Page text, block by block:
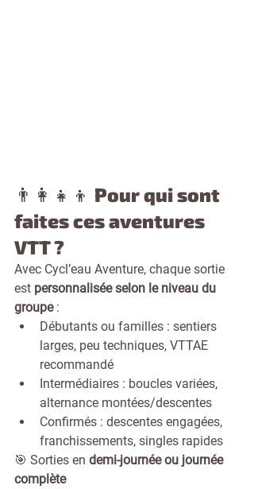
👨‍👩‍👧‍👦 Pour qui sont
faites ces aventures
VTT ?
Avec Cycl’eau Aventure, chaque sortie
est personnalisée selon le niveau du
groupe :
Débutants ou familles : sentiers
larges, peu techniques, VTTAE
recommandé
Intermédiaires : boucles variées,
alternance montées/descentes
Confirmés : descentes engagées,
franchissements, singles rapides
🎯 Sorties en demi-journée ou journée
complète